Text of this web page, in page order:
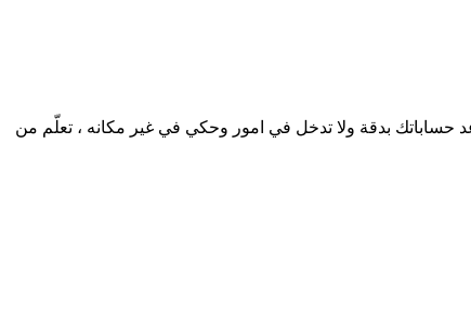
أعد حساباتك بدقة ولا تدخل في امور وحكي في غير مكانه ، تعلّم من